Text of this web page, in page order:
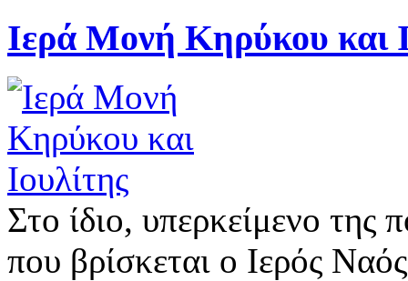
Ιερά Μονή Κηρύκου και
Στο ίδιο, υπερκείμενο
που βρίσκεται ο Ιερός